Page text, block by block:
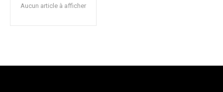
Aucun article à afficher